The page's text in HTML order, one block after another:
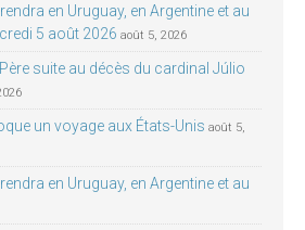
en Uruguay, en Argentine et au
5 août 2026 août 5, 2026
suite au décès du cardinal Júlio
un voyage aux États-Unis août 5,
en Uruguay, en Argentine et au